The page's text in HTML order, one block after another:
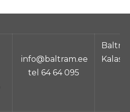
info@baltram.ee
tel 64 64 095